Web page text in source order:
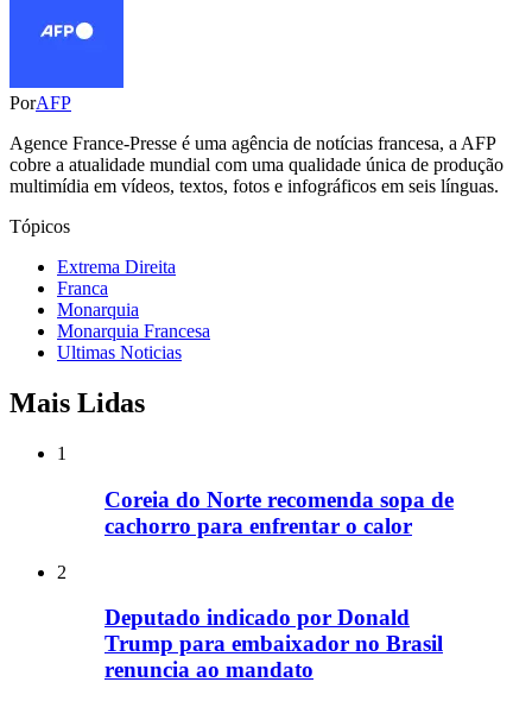
PorAFP
Agence France-Presse é uma agência de notícias francesa, a AFP
cobre a atualidade mundial com uma qualidade única de produção
multimídia em vídeos, textos, fotos e infográficos em seis línguas.
Tópicos
Extrema Direita
Franca
Monarquia
Monarquia Francesa
Ultimas Noticias
Mais Lidas
1
Coreia do Norte recomenda sopa de
cachorro para enfrentar o calor
2
Deputado indicado por Donald
Trump para embaixador no Brasil
renuncia ao mandato